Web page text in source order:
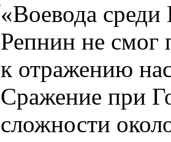
«Воевода среди
Репнин не смог
к отражению
Сражение при
сложности